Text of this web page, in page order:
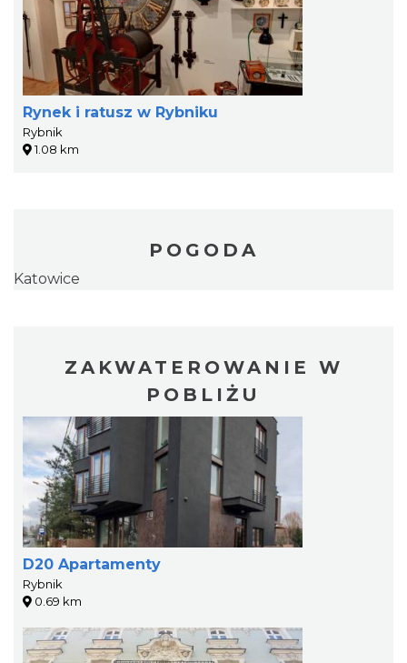
Rynek i ratusz w Rybniku
Rybnik
1.08 km
POGODA
Katowice
ZAKWATEROWANIE W
POBLIŻU
D20 Apartamenty
Rybnik
0.69 km